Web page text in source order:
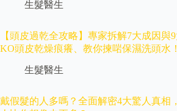
生髮醫生
【頭皮過乾全攻略】專家拆解7大成因與9
KO頭皮乾燥痕癢、教你揀啱保濕洗頭水！
生髮醫生
戴假髮的人多嗎？全面解密4大驚人真相